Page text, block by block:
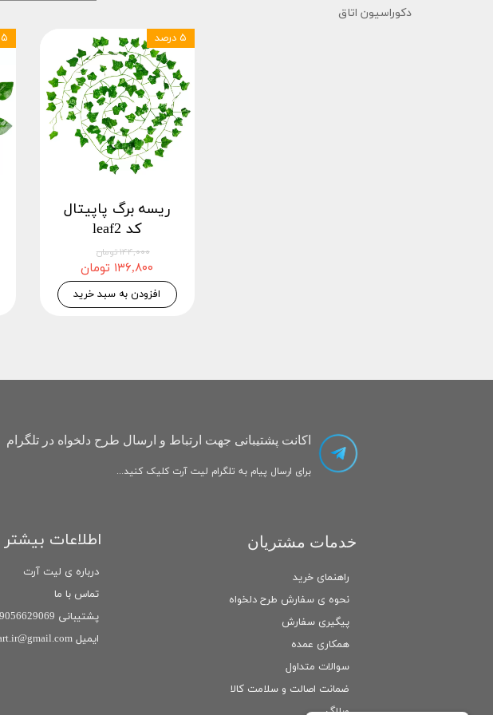
دکوراسیون اتاق
ریسه برگ پاپیتال
کد leaf2
۱۴۴,۰۰۰ تومان
۱۳۶,۸۰۰ تومان
افزودن به سبد خرید
۵ درصد ۵ درصد
راهنمای خرید
نحوه ی سفارش طرح دلخواه
پیگیری سفارش
همکاری عمده
سوالات متداول
ضمانت اصالت و سلامت كالا
وبلاگ
خدمات مشتریان
اکانت پشتیبانی جهت ارتباط و ارسال طرح دلخواه در تلگرام
برای ارسال پیام به تلگرام لیت آرت کلیک کنید...
اطلاعات بیشتر
درباره ی لیت آرت
تماس با ما
پشتیبانی 09056629069
ایمیل Litart.ir@gmail.com